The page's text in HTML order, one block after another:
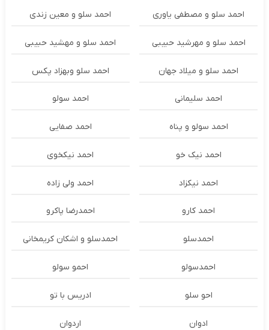
احمد سلو و مصطفی یاوری احمد سلو و معین زندی
احمد سلو و مهرشید حبیبی احمد سلو و مهشید حبیبی
احمد سلو و میلاد جهان احمد سلو وبهزاد پکس
احمد سلیمانی احمد سولو
احمد سولو و پناه احمد صفایی
احمد نیک خو احمد نیکخوی
احمد نیکزاد احمد ولی زاده
احمد کارو احمدرضا پاکرو
احمدسلو احمدسلو و اشکان کریمخانی
احمدسولو احمو سولو
احو سلو ادریس با تو
ادوان اردوان